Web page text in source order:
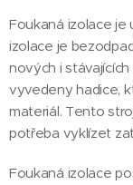
Foukaná izolace je
izolace je
nových i
vyvedeny hadice,
materiál. Tento
potřeba vyklízet
Foukaná izolace